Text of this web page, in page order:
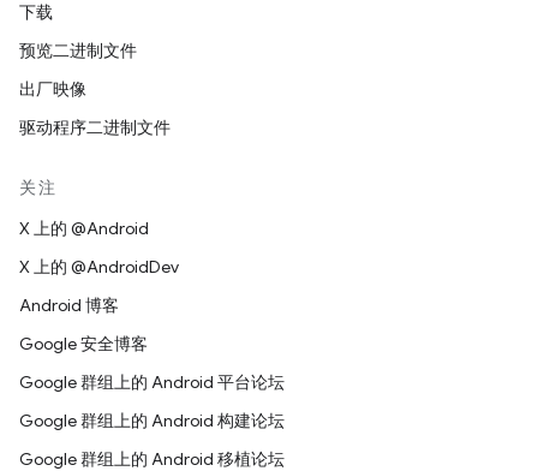
下载
预览二进制文件
出厂映像
驱动程序二进制文件
关注
X 上的 @Android
X 上的 @AndroidDev
Android 博客
Google 安全博客
Google 群组上的 Android 平台论坛
Google 群组上的 Android 构建论坛
Google 群组上的 Android 移植论坛